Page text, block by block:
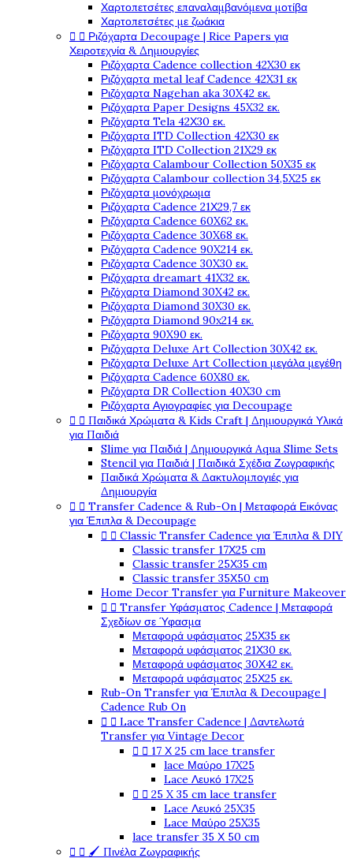
Χαρτοπετσέτες επαναλαμβανόμενα μοτίβα
Χαρτοπετσέτες με ζωάκια
  Ριζόχαρτα Decoupage | Rice Papers για
Χειροτεχνία & Δημιουργίες
Ριζόχαρτα Cadence collection 42X30 εκ
Ριζόχαρτα metal leaf Cadence 42X31 εκ
Ριζόχαρτα Nagehan aka 30X42 εκ.
Ριζόχαρτα Paper Designs 45X32 εκ.
Ριζόχαρτα Tela 42Χ30 εκ.
Ριζόχαρτα ITD Collection 42X30 εκ
Ριζόχαρτα ITD Collection 21X29 εκ
Ριζόχαρτα Calambour Collection 50X35 εκ
Ριζόχαρτα Calambour collection 34,5X25 εκ
Ριζόχαρτα μονόχρωμα
Ριζόχαρτα Cadence 21Χ29,7 εκ
Ριζόχαρτα Cadence 60X62 εκ.
Ριζόχαρτα Cadence 30X68 εκ.
Ριζόχαρτα Cadence 90X214 εκ.
Ριζόχαρτα Cadence 30X30 εκ.
Ριζόχαρτα dreamart 41X32 εκ.
Ριζόχαρτα Diamond 30X42 εκ.
Ριζόχαρτα Diamond 30X30 εκ.
Ριζόχαρτα Diamond 90x214 εκ.
Ριζόχαρτα 90X90 εκ.
Ριζόχαρτα Deluxe Art Collection 30X42 εκ.
Ριζόχαρτα Deluxe Art Collection μεγάλα μεγέθη
Ριζόχαρτα Cadence 60X80 εκ.
Ριζόχαρτα DR Collection 40X30 cm
Ριζόχαρτα Αγιογραφίες για Decoupage
  Παιδικά Χρώματα & Kids Craft | Δημιουργικά Υλικά
για Παιδιά
Slime για Παιδιά | Δημιουργικά Aqua Slime Sets
Stencil για Παιδιά | Παιδικά Σχέδια Ζωγραφικής
Παιδικά Χρώματα & Δακτυλομπογιές για
Δημιουργία
  Transfer Cadence & Rub-On | Μεταφορά Εικόνας
για Έπιπλα & Decoupage
  Classic Transfer Cadence για Έπιπλα & DIY
Classic transfer 17Χ25 cm
Classic transfer 25Χ35 cm
Classic transfer 35Χ50 cm
Home Decor Transfer για Furniture Makeover
  Transfer Υφάσματος Cadence | Μεταφορά
Σχεδίων σε Ύφασμα
Μεταφορά υφάσματος 25Χ35 εκ
Μεταφορά υφάσματος 21Χ30 εκ.
Μεταφορά υφάσματος 30Χ42 εκ.
Μεταφορά υφάσματος 25Χ25 εκ.
Rub-On Transfer για Έπιπλα & Decoupage |
Cadence Rub On
  Lace Transfer Cadence | Δαντελωτά
Transfer για Vintage Decor
  17 Χ 25 cm lace transfer
lace Μαύρο 17X25
Lace Λευκό 17X25
  25 X 35 cm lace transfer
Lace Λευκό 25X35
Lace Μαύρο 25X35
lace transfer 35 Χ 50 cm
  🖌️ Πινέλα Ζωγραφικής